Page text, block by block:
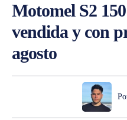
Motomel S2
vendida y con
agosto